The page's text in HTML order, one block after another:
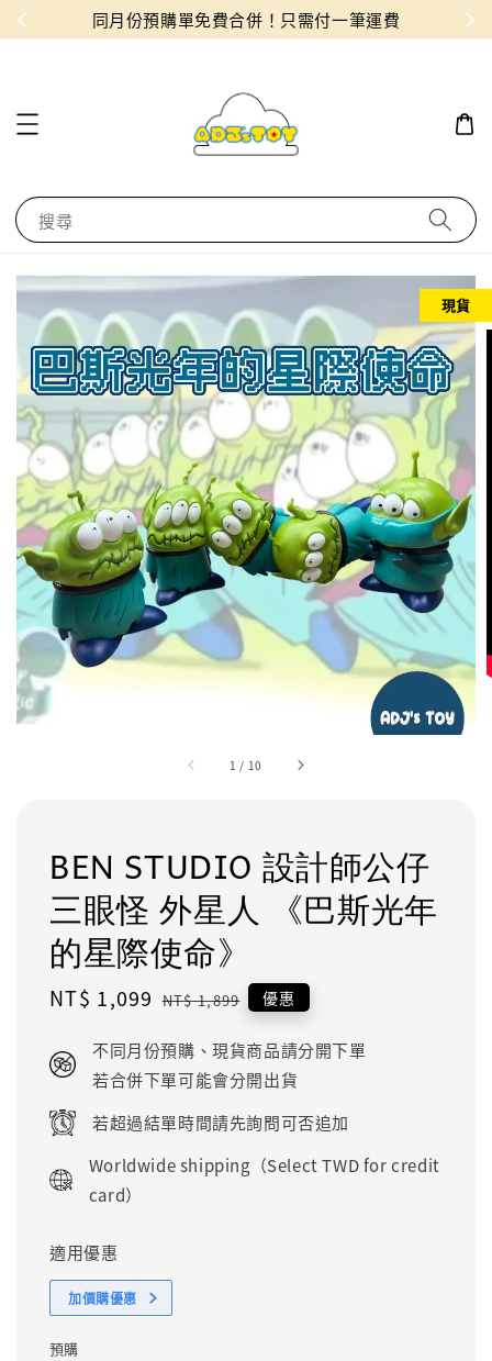
！ 同月份預購單免費合併！只需付一筆運費
搜尋
1 / 10
現貨
BEN STUDIO 設計師公仔
三眼怪 外星人 《巴斯光年
的星際使命》
Sale
NT$ 1,099 Regular
NT$ 1,899 優惠
不同月份預購、現貨商品請分開下單
若合併下單可能會分開出貨
若超過結單時間請先詢問可否追加
Worldwide shipping（Select TWD for credit
card）
適用優惠
加價購優惠
預購